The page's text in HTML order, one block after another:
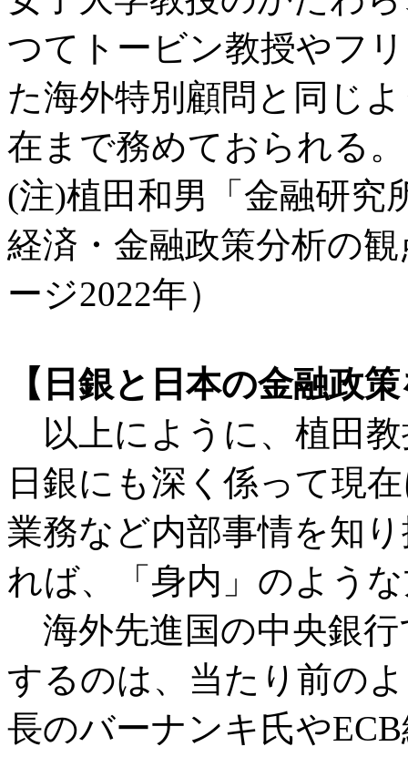
つてトービン教授やフ
た海外特別顧問と同じ
在まで務めておられる。
(注)植田和男「金融研究
経済・金融政策分析の
ージ2022年）
【日銀と日本の金融政
以上にように、植田
日銀にも深く係って現
業務など内部事情を知
れば、「身内」のよう
海外先進国の中央銀行
するのは、当たり前の
長のバーナンキ氏や